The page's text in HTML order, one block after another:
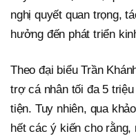
nghị quyết quan trọng,
hưởng đến phát triển
Theo đại biểu Trần
trợ cá nhân tối đa 5
tiện. Tuy nhiên, qua
hết các ý kiến cho